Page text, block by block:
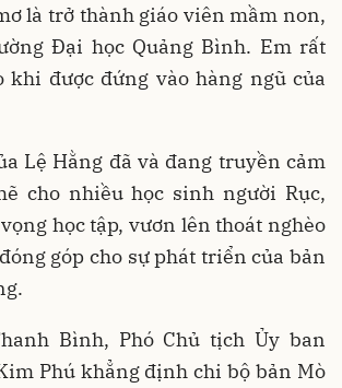
là trở thành giáo viên mầm non,
Đại học Quảng Bình. Em rất
khi được đứng vào hàng ngũ của
Lệ Hằng đã và đang truyền cảm
cho nhiều học sinh người Rục,
học tập, vươn lên thoát nghèo
góp cho sự phát triển của bản
Bình, Phó Chủ tịch Ủy ban
Phú khẳng định chi bộ bản Mò